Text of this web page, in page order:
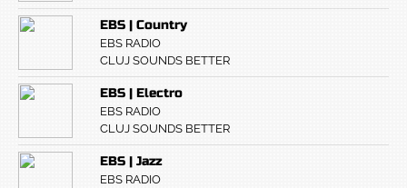
EBS | Country
EBS RADIO
CLUJ SOUNDS BETTER
EBS | Electro
EBS RADIO
CLUJ SOUNDS BETTER
EBS | Jazz
EBS RADIO